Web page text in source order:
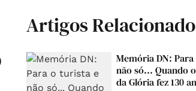
Artigos
Memória DN:
não só... Quando
da Glória fez 130